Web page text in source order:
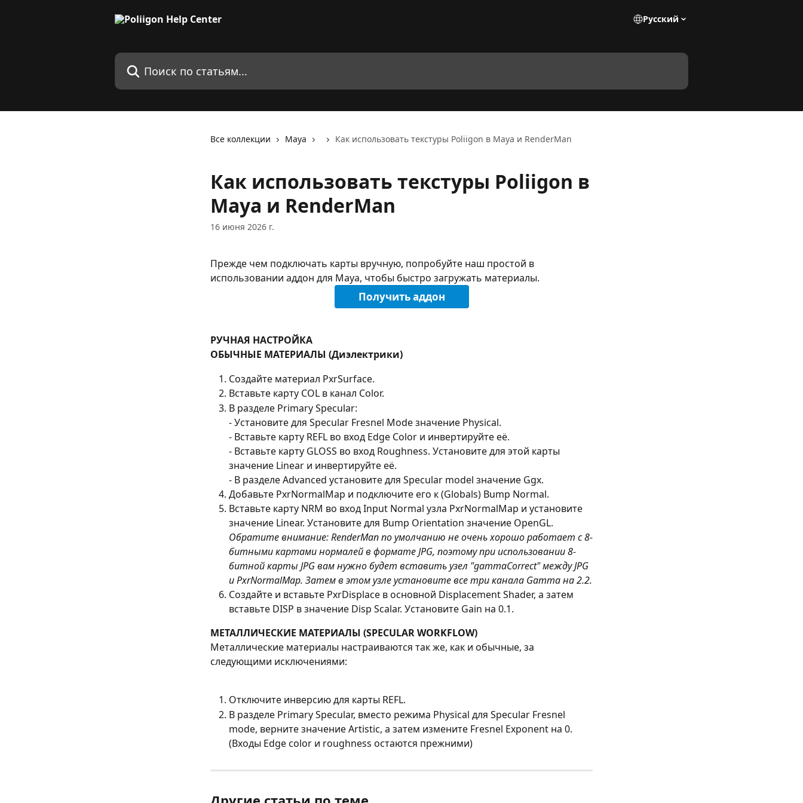
Pусский
Поиск по статьям...
Все коллекции Maya Как использовать текстуры Poliigon в Maya и RenderMan
Как использовать текстуры Poliigon в
Maya и RenderMan
16 июня 2026 г.
Прежде чем подключать карты вручную, попробуйте наш простой в
использовании аддон для Maya, чтобы быстро загружать материалы.
Получить аддон
РУЧНАЯ НАСТРОЙКА
ОБЫЧНЫЕ МАТЕРИАЛЫ (Диэлектрики)
Создайте материал PxrSurface.
Вставьте карту COL в канал Color.
В разделе Primary Specular:
- Установите для Specular Fresnel Mode значение Physical.
- Вставьте карту REFL во вход Edge Color и инвертируйте её.
- Вставьте карту GLOSS во вход Roughness. Установите для этой карты
значение Linear и инвертируйте её.
- В разделе Advanced установите для Specular model значение Ggx.
Добавьте PxrNormalMap и подключите его к (Globals) Bump Normal.
Вставьте карту NRM во вход Input Normal узла PxrNormalMap и установите
значение Linear. Установите для Bump Orientation значение OpenGL.
Обратите внимание: RenderMan по умолчанию не очень хорошо работает с 8-
битными картами нормалей в формате JPG, поэтому при использовании 8-
битной карты JPG вам нужно будет вставить узел "gammaCorrect" между JPG
и PxrNormalMap. Затем в этом узле установите все три канала Gamma на 2.2.
Создайте и вставьте PxrDisplace в основной Displacement Shader, а затем
вставьте DISP в значение Disp Scalar. Установите Gain на 0.1.
МЕТАЛЛИЧЕСКИЕ МАТЕРИАЛЫ (SPECULAR WORKFLOW)
Металлические материалы настраиваются так же, как и обычные, за
следующими исключениями:
Отключите инверсию для карты REFL.
В разделе Primary Specular, вместо режима Physical для Specular Fresnel
mode, верните значение Artistic, а затем измените Fresnel Exponent на 0.
(Входы Edge color и roughness остаются прежними)